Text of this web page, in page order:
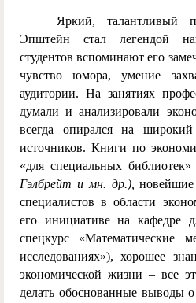
Яркий, талантливый
Эпштейн стал легендой
студентов вспоминают его
чувство юмора, умение
аудитории. На занятиях
думали и анализировали
всегда опирался на
источников. Книги по
«для специальных библиотек»
Гэлбрейт и мн. др.),новейшие
специалистов в области
его инициативе на кафедре
спецкурс «Математические
исследованиях»), хорошее
экономической жизни – все
делать обоснованные выводы